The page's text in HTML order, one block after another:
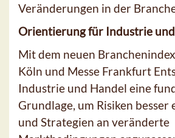
Veränderungen in der
Orientierung für Industrie
Mit dem neuen
Köln und Messe Frankfurt
Industrie und Handel eine
Grundlage, um Risiken besser
und Strategien an veränderte